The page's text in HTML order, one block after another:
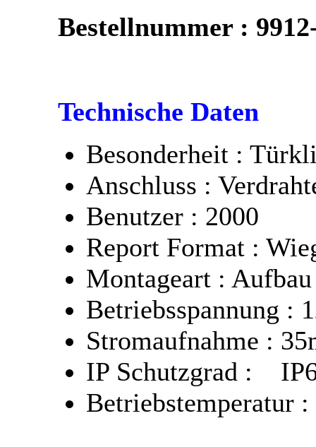
Bestellnummer :
Technische Daten
Besonderheit :
Anschluss :
Benutzer : 2000
Report Format :
Montageart : Aufbau
Betriebsspannung :
Stromaufnahme :
IP Schutzgrad :
Betriebstemperatur :